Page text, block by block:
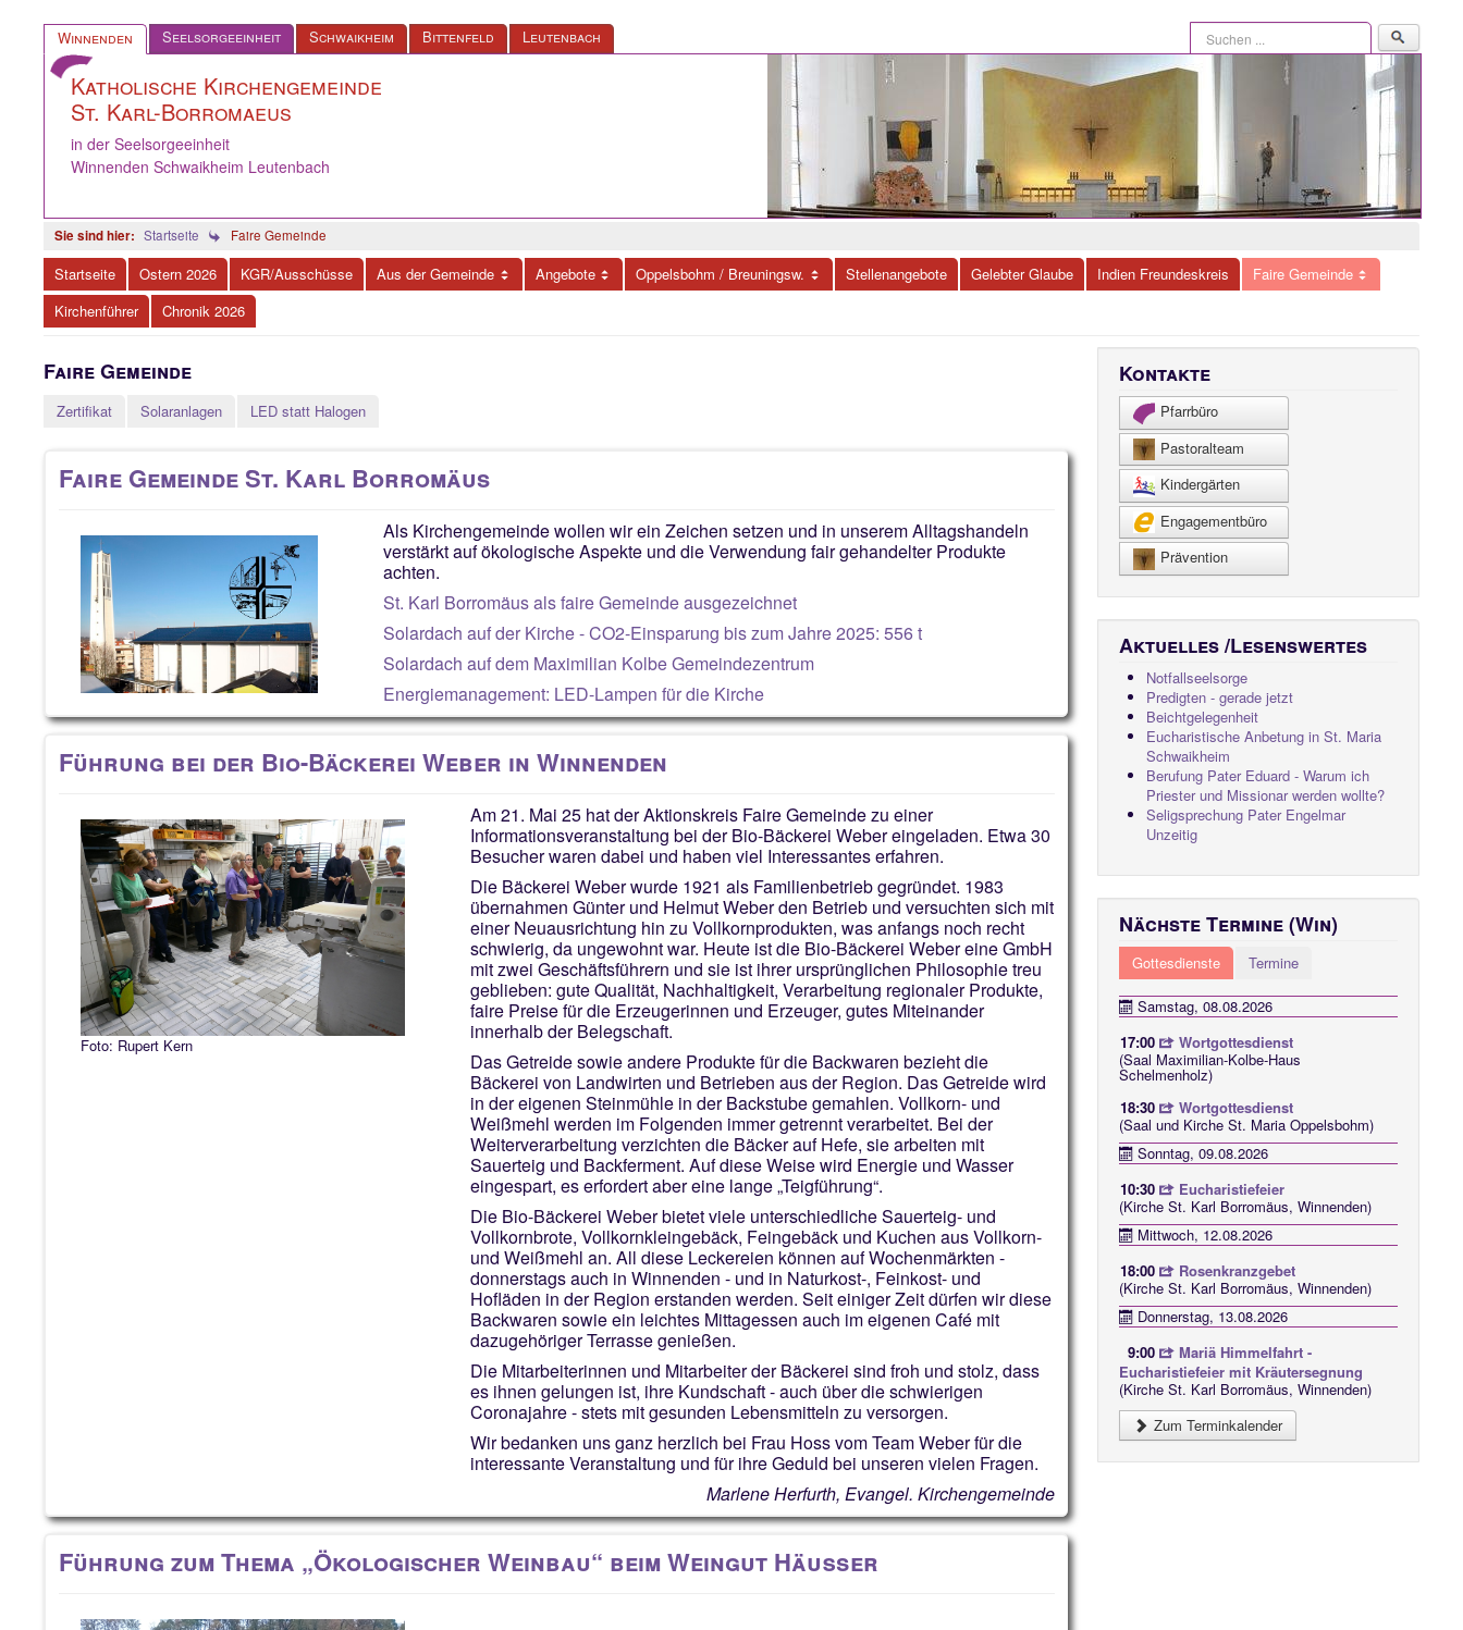
Winnenden Seelsorgeeinheit Schwaikheim Bittenfeld Leutenbach
Suchen
...
Katholische Kirchengemeinde
St. Karl-Borromaeus
in der Seelsorgeeinheit
Winnenden Schwaikheim Leutenbach
Startseite Faire Gemeinde
Startseite Ostern 2026 KGR/Ausschüsse Aus der Gemeinde Angebote Oppelsbohm / Breuningsw. Stellenangebote Gelebter Glaube Indien Freundeskreis
Faire Gemeinde
Kirchenführer
Chronik 2026
Faire Gemeinde
Zertifikat Solaranlagen LED statt Halogen
Faire Gemeinde St. Karl Borromäus
Als Kirchengemeinde wollen wir ein Zeichen setzen und in unserem Alltagshandeln
verstärkt auf ökologische Aspekte und die Verwendung fair gehandelter Produkte
achten.
St. Karl Borromäus als faire Gemeinde ausgezeichnet
Solardach auf der Kirche - CO2-Einsparung bis zum Jahre 2025: 556 t
Solardach auf dem Maximilian Kolbe Gemeindezentrum
Energiemanagement: LED-Lampen für die Kirche
Führung bei der Bio-Bäckerei Weber in Winnenden
Foto: Rupert Kern
Am 21. Mai 25 hat der Aktionskreis Faire Gemeinde zu einer
Informationsveranstaltung bei der Bio-Bäckerei Weber eingeladen. Etwa 30
Besucher waren dabei und haben viel Interessantes erfahren.
Die Bäckerei Weber wurde 1921 als Familienbetrieb gegründet. 1983
übernahmen Günter und Helmut Weber den Betrieb und versuchten sich mit
einer Neuausrichtung hin zu Vollkornprodukten, was anfangs noch recht
schwierig, da ungewohnt war. Heute ist die Bio-Bäckerei Weber eine GmbH
mit zwei Geschäftsführern und sie ist ihrer ursprünglichen Philosophie treu
geblieben: gute Qualität, Nachhaltigkeit, Verarbeitung regionaler Produkte,
faire Preise für die Erzeugerinnen und Erzeuger, gutes Miteinander
innerhalb der Belegschaft.
Das Getreide sowie andere Produkte für die Backwaren bezieht die
Bäckerei von Landwirten und Betrieben aus der Region. Das Getreide wird
in der eigenen Steinmühle in der Backstube gemahlen. Vollkorn- und
Weißmehl werden im Folgenden immer getrennt verarbeitet. Bei der
Weiterverarbeitung verzichten die Bäcker auf Hefe, sie arbeiten mit
Sauerteig und Backferment. Auf diese Weise wird Energie und Wasser
eingespart, es erfordert aber eine lange „Teigführung“.
Die Bio-Bäckerei Weber bietet viele unterschiedliche Sauerteig- und
Vollkornbrote, Vollkornkleingebäck, Feingebäck und Kuchen aus Vollkorn-
und Weißmehl an. All diese Leckereien können auf Wochenmärkten -
donnerstags auch in Winnenden - und in Naturkost-, Feinkost- und
Hofläden in der Region erstanden werden. Seit einiger Zeit dürfen wir diese
Backwaren sowie ein leichtes Mittagessen auch im eigenen Café mit
dazugehöriger Terrasse genießen.
Die Mitarbeiterinnen und Mitarbeiter der Bäckerei sind froh und stolz, dass
es ihnen gelungen ist, ihre Kundschaft - auch über die schwierigen
Coronajahre - stets mit gesunden Lebensmitteln zu versorgen.
Wir bedanken uns ganz herzlich bei Frau Hoss vom Team Weber für die
interessante Veranstaltung und für ihre Geduld bei unseren vielen Fragen.
Marlene Herfurth, Evangel. Kirchengemeinde
Führung zum Thema „Ökologischer Weinbau“ beim Weingut Häußer
Kontakte
Pfarrbüro
Pastoralteam
Kindergärten
Engagementbüro
Prävention
Aktuelles /Lesenswertes
Notfallseelsorge
Predigten - gerade jetzt
Beichtgelegenheit
Eucharistische Anbetung in St. Maria
Schwaikheim
Berufung Pater Eduard - Warum ich
Priester und Missionar werden wollte?
Seligsprechung Pater Engelmar
Unzeitig
Nächste Termine (Win)
Gottesdienste Termine
Samstag, 08.08.2026
17:00
Wortgottesdienst
(Saal Maximilian-Kolbe-Haus
Schelmenholz)
18:30
Wortgottesdienst
(Saal und Kirche St. Maria Oppelsbohm)
Sonntag, 09.08.2026
10:30
Eucharistiefeier
(Kirche St. Karl Borromäus, Winnenden)
Mittwoch, 12.08.2026
18:00
Rosenkranzgebet
(Kirche St. Karl Borromäus, Winnenden)
Donnerstag, 13.08.2026
9:00
Mariä Himmelfahrt -
Eucharistiefeier mit Kräutersegnung
(Kirche St. Karl Borromäus, Winnenden)
Zum Terminkalender